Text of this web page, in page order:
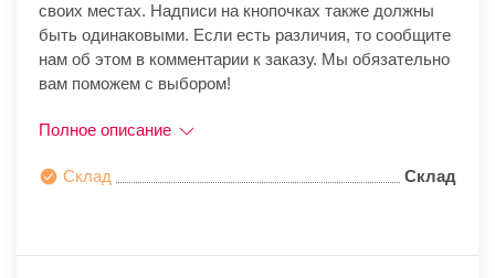
своих местах. Надписи на кнопочках также должны
быть одинаковыми. Если есть различия, то сообщите
нам об этом в комментарии к заказу. Мы обязательно
вам поможем с выбором!
Полное описание
Склад Склад